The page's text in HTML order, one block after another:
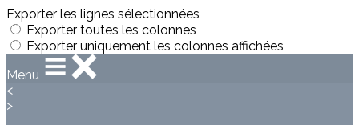
Exporter les lignes sélectionnées
Exporter toutes les colonnes
Exporter uniquement les colonnes affichées
Menu
<
>